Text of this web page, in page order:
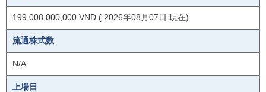
199,008,000,000 VND ( 2026年08月07日 現在)
流通株式数
N/A
上場日